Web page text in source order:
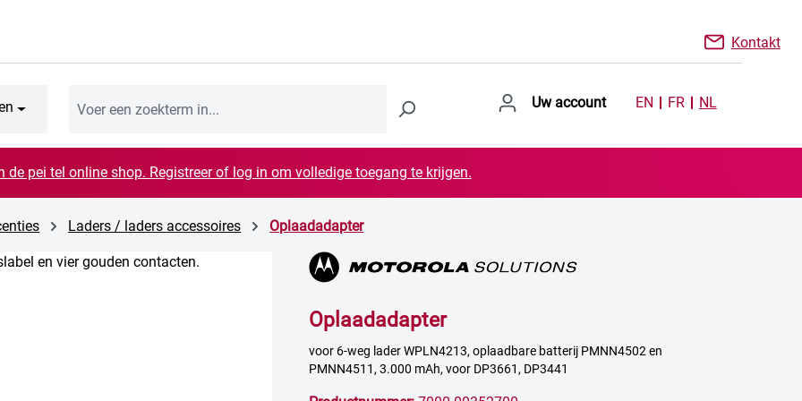
Kontakt
Uw account EN FR NL
de pei tel online shop. Registreer of log in om volledige toegang te krijgen.
Laders / laders accessoires Oplaadadapter
Oplaadadapter
voor 6-weg lader WPLN4213, oplaadbare batterij PMNN4502 en
PMNN4511, 3.000 mAh, voor DP3661, DP3441